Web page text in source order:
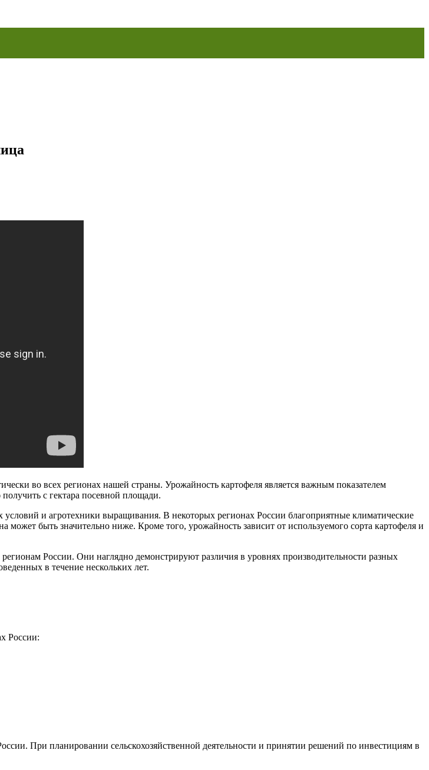
во всех регионах нашей страны. Урожайность картофеля является важным показателем
с гектара посевной площади.
условий и агротехники выращивания. В некоторых регионах России благоприятные климатические
быть значительно ниже. Кроме того, урожайность зависит от используемого сорта картофеля и
России. Они наглядно демонстрируют различия в уровнях производительности разных
в течение нескольких лет.
России:
При планировании сельскохозяйственной деятельности и принятии решений по инвестициям в